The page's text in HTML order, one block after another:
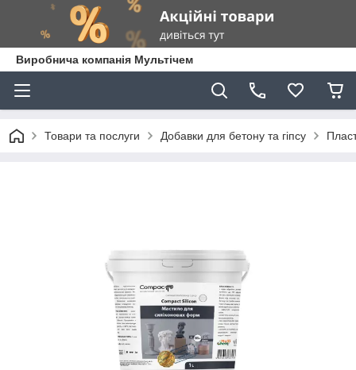
Виробнича компанія Мультічем
Товари та послуги Добавки для бетону та гіпсу